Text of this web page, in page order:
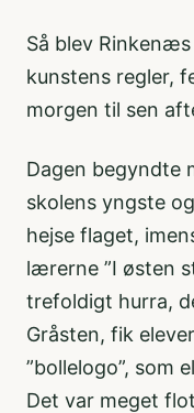
Så blev
kunstens regler,
morgen til sen
Dagen begyndte
skolens yngste
hejse flaget,
lærerne ”I østen
trefoldigt hurra,
Gråsten, fik
”bollelogo”, som
Det var meget